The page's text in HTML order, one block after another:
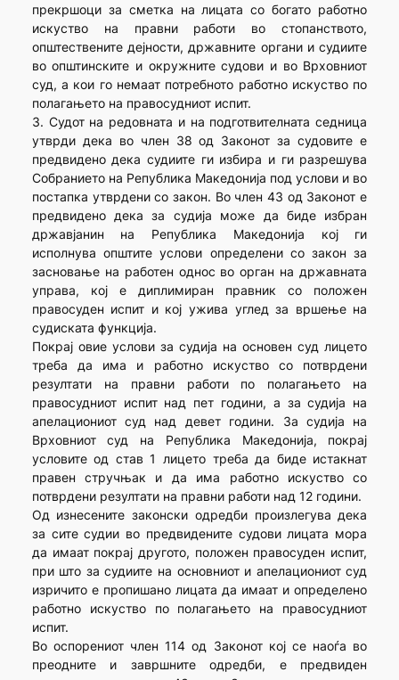
прекршоци за сметка на лицата со богато работно
искуство на правни работи во стопанството,
општествените дејности, државните органи и судиите
во општинските и окружните судови и во Врховниот
суд, а кои го немаат потребното работно искуство по
полагањето на правосудниот испит.
3. Судот на редовната и на подготвителната седница
утврди дека во член 38 од Законот за судовите е
предвидено дека судиите ги избира и ги разрешува
Собранието на Република Македонија под услови и во
постапка утврдени со закон. Во член 43 од Законот е
предвидено дека за судија може да биде избран
државјанин на Република Македонија кој ги
исполнува општите услови определени со закон за
засновање на работен однос во орган на државната
управа, кој е диплимиран правник со положен
правосуден испит и кој ужива углед за вршење на
судиската функција.
Покрај овие услови за судија на основен суд лицето
треба да има и работно искуство со потврдени
резултати на правни работи по полагањето на
правосудниот испит над пет години, а за судија на
апелациониот суд над девет години. За судија на
Врховниот суд на Република Македонија, покрај
условите од став 1 лицето треба да биде истакнат
правен стручњак и да има работно искуство со
потврдени резултати на правни работи над 12 години.
Од изнесените законски одредби произлегува дека
за сите судии во предвидените судови лицата мора
да имаат покрај другото, положен правосуден испит,
при што за судиите на основниот и апелациониот суд
изричито е пропишано лицата да имаат и определено
работно искуство по полагањето на правосудниот
испит.
Во оспорениот член 114 од Законот кој се наоѓа во
преодните и завршните одредби, е предвиден